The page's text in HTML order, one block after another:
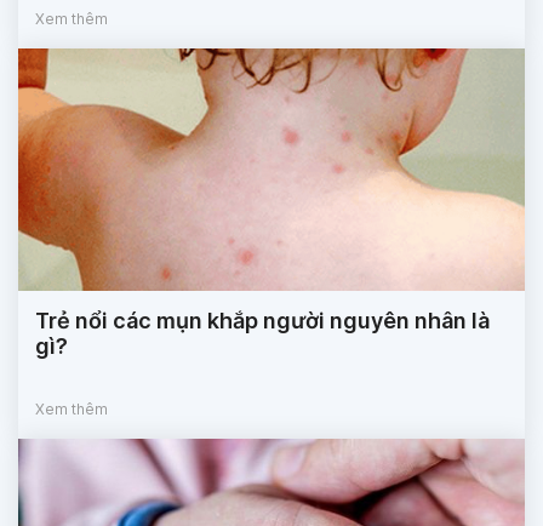
Xem thêm
Trẻ nổi các mụn khắp người nguyên nhân là
gì?
Xem thêm